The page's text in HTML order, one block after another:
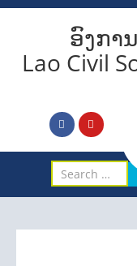
ອົງກາ
Lao Civil